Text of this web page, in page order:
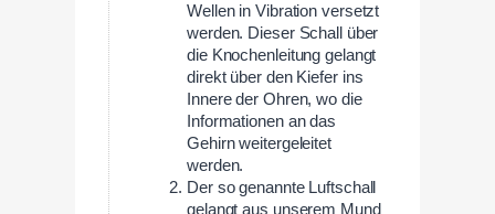
Wellen in Vibration versetzt
werden. Dieser Schall über
die Knochenleitung gelangt
direkt über den Kiefer ins
Innere der Ohren, wo die
Informationen an das
Gehirn weitergeleitet
werden.
Der so genannte Luftschall
gelangt aus unserem Mund